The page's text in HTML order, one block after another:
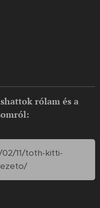
rólam és a
02/11/toth-kitti-